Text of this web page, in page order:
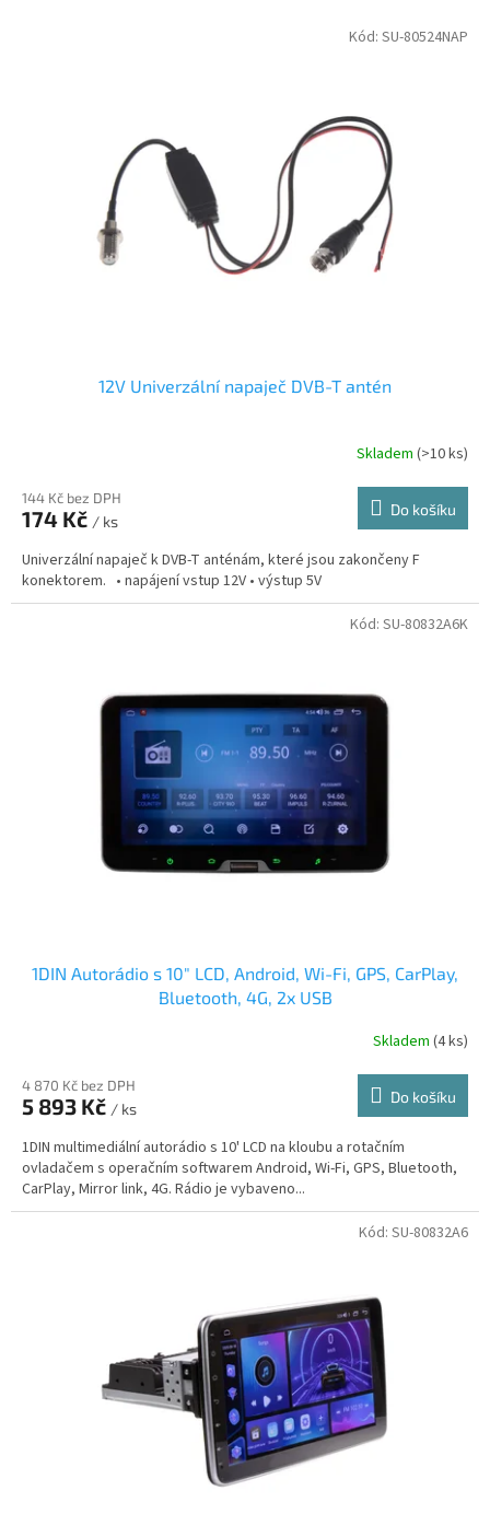
12V Univerzální napaječ DVB-T antén
Skladem (>10 ks)
144 Kč bez DPH
174 Kč / ks
Do košíku
Univerzální napaječ k DVB-T anténám, které jsou zakončeny F
konektorem. • napájení vstup 12V • výstup 5V
Kód: SU-80524NAP
1DIN Autorádio s 10" LCD, Android, Wi-Fi, GPS, CarPlay,
Bluetooth, 4G, 2x USB
Skladem (4 ks)
4 870 Kč bez DPH
5 893 Kč / ks
Do košíku
1DIN multimediální autorádio s 10' LCD na kloubu a rotačním
ovladačem s operačním softwarem Android, Wi-Fi, GPS, Bluetooth,
CarPlay, Mirror link, 4G. Rádio je vybaveno...
Kód: SU-80832A6K
Kód: SU-80832A6